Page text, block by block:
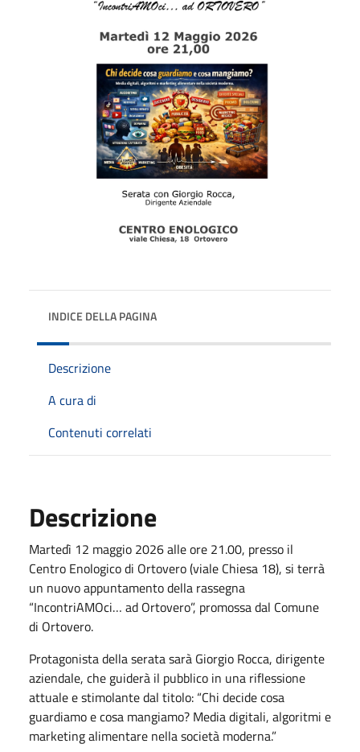
INDICE DELLA PAGINA
Descrizione
A cura di
Contenuti correlati
Descrizione
Martedì 12 maggio 2026 alle ore 21.00, presso il
Centro Enologico di Ortovero (viale Chiesa 18), si terrà
un nuovo appuntamento della rassegna
“IncontriAMOci… ad Ortovero”, promossa dal Comune
di Ortovero.
Protagonista della serata sarà Giorgio Rocca, dirigente
aziendale, che guiderà il pubblico in una riflessione
attuale e stimolante dal titolo: “Chi decide cosa
guardiamo e cosa mangiamo? Media digitali, algoritmi e
marketing alimentare nella società moderna.”